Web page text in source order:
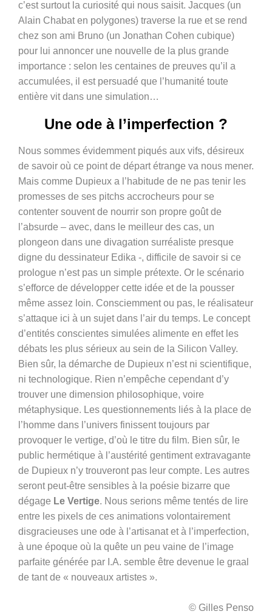
c’est surtout la curiosité qui nous saisit. Jacques (un
Alain Chabat en polygones) traverse la rue et se rend
chez son ami Bruno (un Jonathan Cohen cubique)
pour lui annoncer une nouvelle de la plus grande
importance : selon les centaines de preuves qu’il a
accumulées, il est persuadé que l’humanité toute
entière vit dans une simulation…
Une ode à l’imperfection ?
Nous sommes évidemment piqués aux vifs, désireux
de savoir où ce point de départ étrange va nous mener.
Mais comme Dupieux a l’habitude de ne pas tenir les
promesses de ses pitchs accrocheurs pour se
contenter souvent de nourrir son propre goût de
l’absurde – avec, dans le meilleur des cas, un
plongeon dans une divagation surréaliste presque
digne du dessinateur Edika -, difficile de savoir si ce
prologue n’est pas un simple prétexte. Or le scénario
s’efforce de développer cette idée et de la pousser
même assez loin. Consciemment ou pas, le réalisateur
s’attaque ici à un sujet dans l’air du temps. Le concept
d’entités conscientes simulées alimente en effet les
débats les plus sérieux au sein de la Silicon Valley.
Bien sûr, la démarche de Dupieux n’est ni scientifique,
ni technologique. Rien n’empêche cependant d’y
trouver une dimension philosophique, voire
métaphysique. Les questionnements liés à la place de
l’homme dans l’univers finissent toujours par
provoquer le vertige, d’où le titre du film. Bien sûr, le
public hermétique à l’austérité gentiment extravagante
de Dupieux n’y trouveront pas leur compte. Les autres
seront peut-être sensibles à la poésie bizarre que
dégage Le Vertige. Nous serions même tentés de lire
entre les pixels de ces animations volontairement
disgracieuses une ode à l’artisanat et à l’imperfection,
à une époque où la quête un peu vaine de l’image
parfaite générée par I.A. semble être devenue le graal
de tant de « nouveaux artistes ».
© Gilles Penso